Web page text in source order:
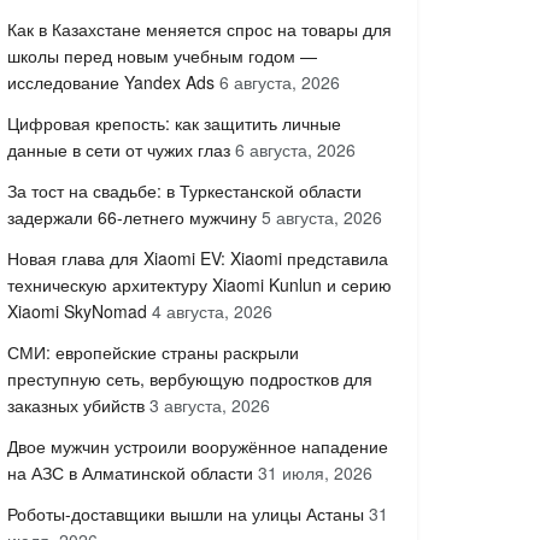
Как в Казахстане меняется спрос на товары для
школы перед новым учебным годом —
исследование Yandex Ads 6 августа, 2026
Цифровая крепость: как защитить личные
данные в сети от чужих глаз 6 августа, 2026
За тост на свадьбе: в Туркестанской области
задержали 66-летнего мужчину 5 августа, 2026
Новая глава для Xiaomi EV: Xiaomi представила
техническую архитектуру Xiaomi Kunlun и серию
Xiaomi SkyNomad 4 августа, 2026
СМИ: европейские страны раскрыли
преступную сеть, вербующую подростков для
заказных убийств 3 августа, 2026
Двое мужчин устроили вооружённое нападение
на АЗС в Алматинской области 31 июля, 2026
Роботы-доставщики вышли на улицы Астаны 31